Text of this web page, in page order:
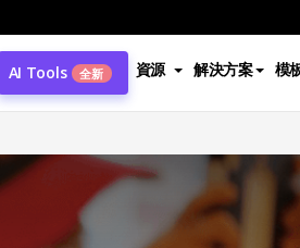
AI Tools 全新 資源 解決方案 模